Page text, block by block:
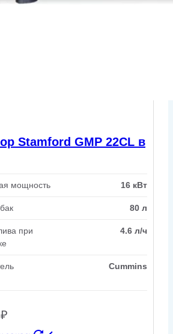
Stamford GMP 22CL в
мощность 16 кВт
80 л
при
4.6 л/ч
Cummins
₽